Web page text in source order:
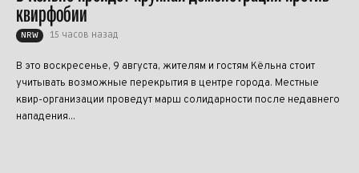
квирфобии
NRW 15 часов назад
В это воскресенье, 9 августа, жителям и гостям Кёльна стоит
учитывать возможные перекрытия в центре города. Местные
квир-организации проведут марш солидарности после недавнего
нападения...